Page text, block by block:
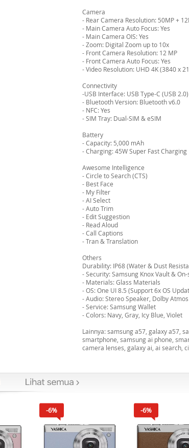
Camera
- Rear Camera Resolution: 50MP +
- Main Camera Auto Focus: Yes
- Main Camera OIS: Yes
- Zoom: Digital Zoom up to 10x
- Front Camera Resolution: 12 MP
- Front Camera Auto Focus: Yes
- Video Resolution: UHD 4K (3840 x
Connectivity
-USB Interface: USB Type-C (USB 2.0)
- Bluetooth Version: Bluetooth v6.0
- NFC: Yes
- SIM Tray: Dual-SIM & eSIM
Battery
- Capacity: 5,000 mAh
- Charging: 45W Super Fast Charging
Awesome Intelligence
- Circle to Search (CTS)
- Best Face
- My Filter
- AI Select
- Auto Trim
- Edit Suggestion
- Read Aloud
- Call Captions
- Tran & Translation
Others
Durability: IP68 (Water & Dust
- Security: Samsung Knox Vault &
- Materials: Glass Materials
- OS: One UI 8.5 (Support 6x OS
- Audio: Stereo Speaker, Dolby Atmos
- Service: Samsung Wallet
- Colors: Navy, Gray, Icy Blue, Violet
Lainnya: samsung a57, galaxy a57,
smartphone, samsung ai phone,
camera lenses, galaxy ai, ai search,
-6% -6%